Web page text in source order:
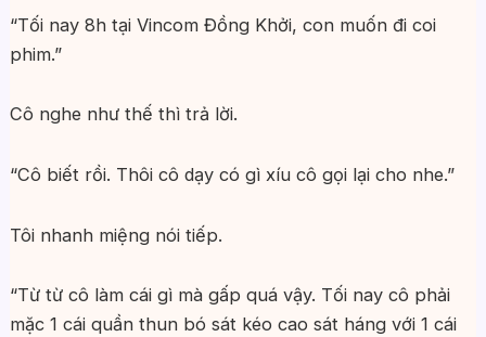
“Tối nay 8h tại Vincom Đồng Khởi, con muốn đi coi
phim.”
Cô nghe như thế thì trả lời.
“Cô biết rồi. Thôi cô dạy có gì xíu cô gọi lại cho nhe.”
Tôi nhanh miệng nói tiếp.
“Từ từ cô làm cái gì mà gấp quá vậy. Tối nay cô phải
mặc 1 cái quần thun bó sát kéo cao sát háng với 1 cái